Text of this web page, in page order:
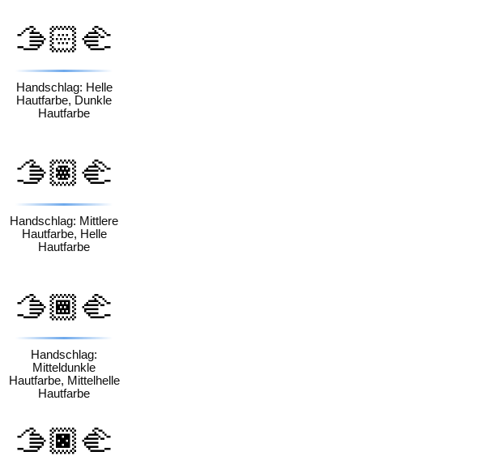
🫱🏻‍🫲
🏿
Handschlag: Helle
Hautfarbe, Dunkle
Hautfarbe
🫱🏽‍🫲
🏻
Handschlag: Mittlere
Hautfarbe, Helle
Hautfarbe
🫱🏾‍🫲
🏼
Handschlag:
Mitteldunkle
Hautfarbe, Mittelhelle
Hautfarbe
🫱🏿‍🫲